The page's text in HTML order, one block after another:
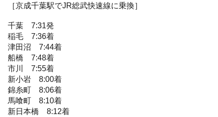
［京成千葉駅でJR総武快速線に乗換］
千葉 7:31発
稲毛 7:36着
津田沼 7:44着
船橋 7:48着
市川 7:55着
新小岩 8:00着
錦糸町 8:06着
馬喰町 8:10着
新日本橋 8:12着